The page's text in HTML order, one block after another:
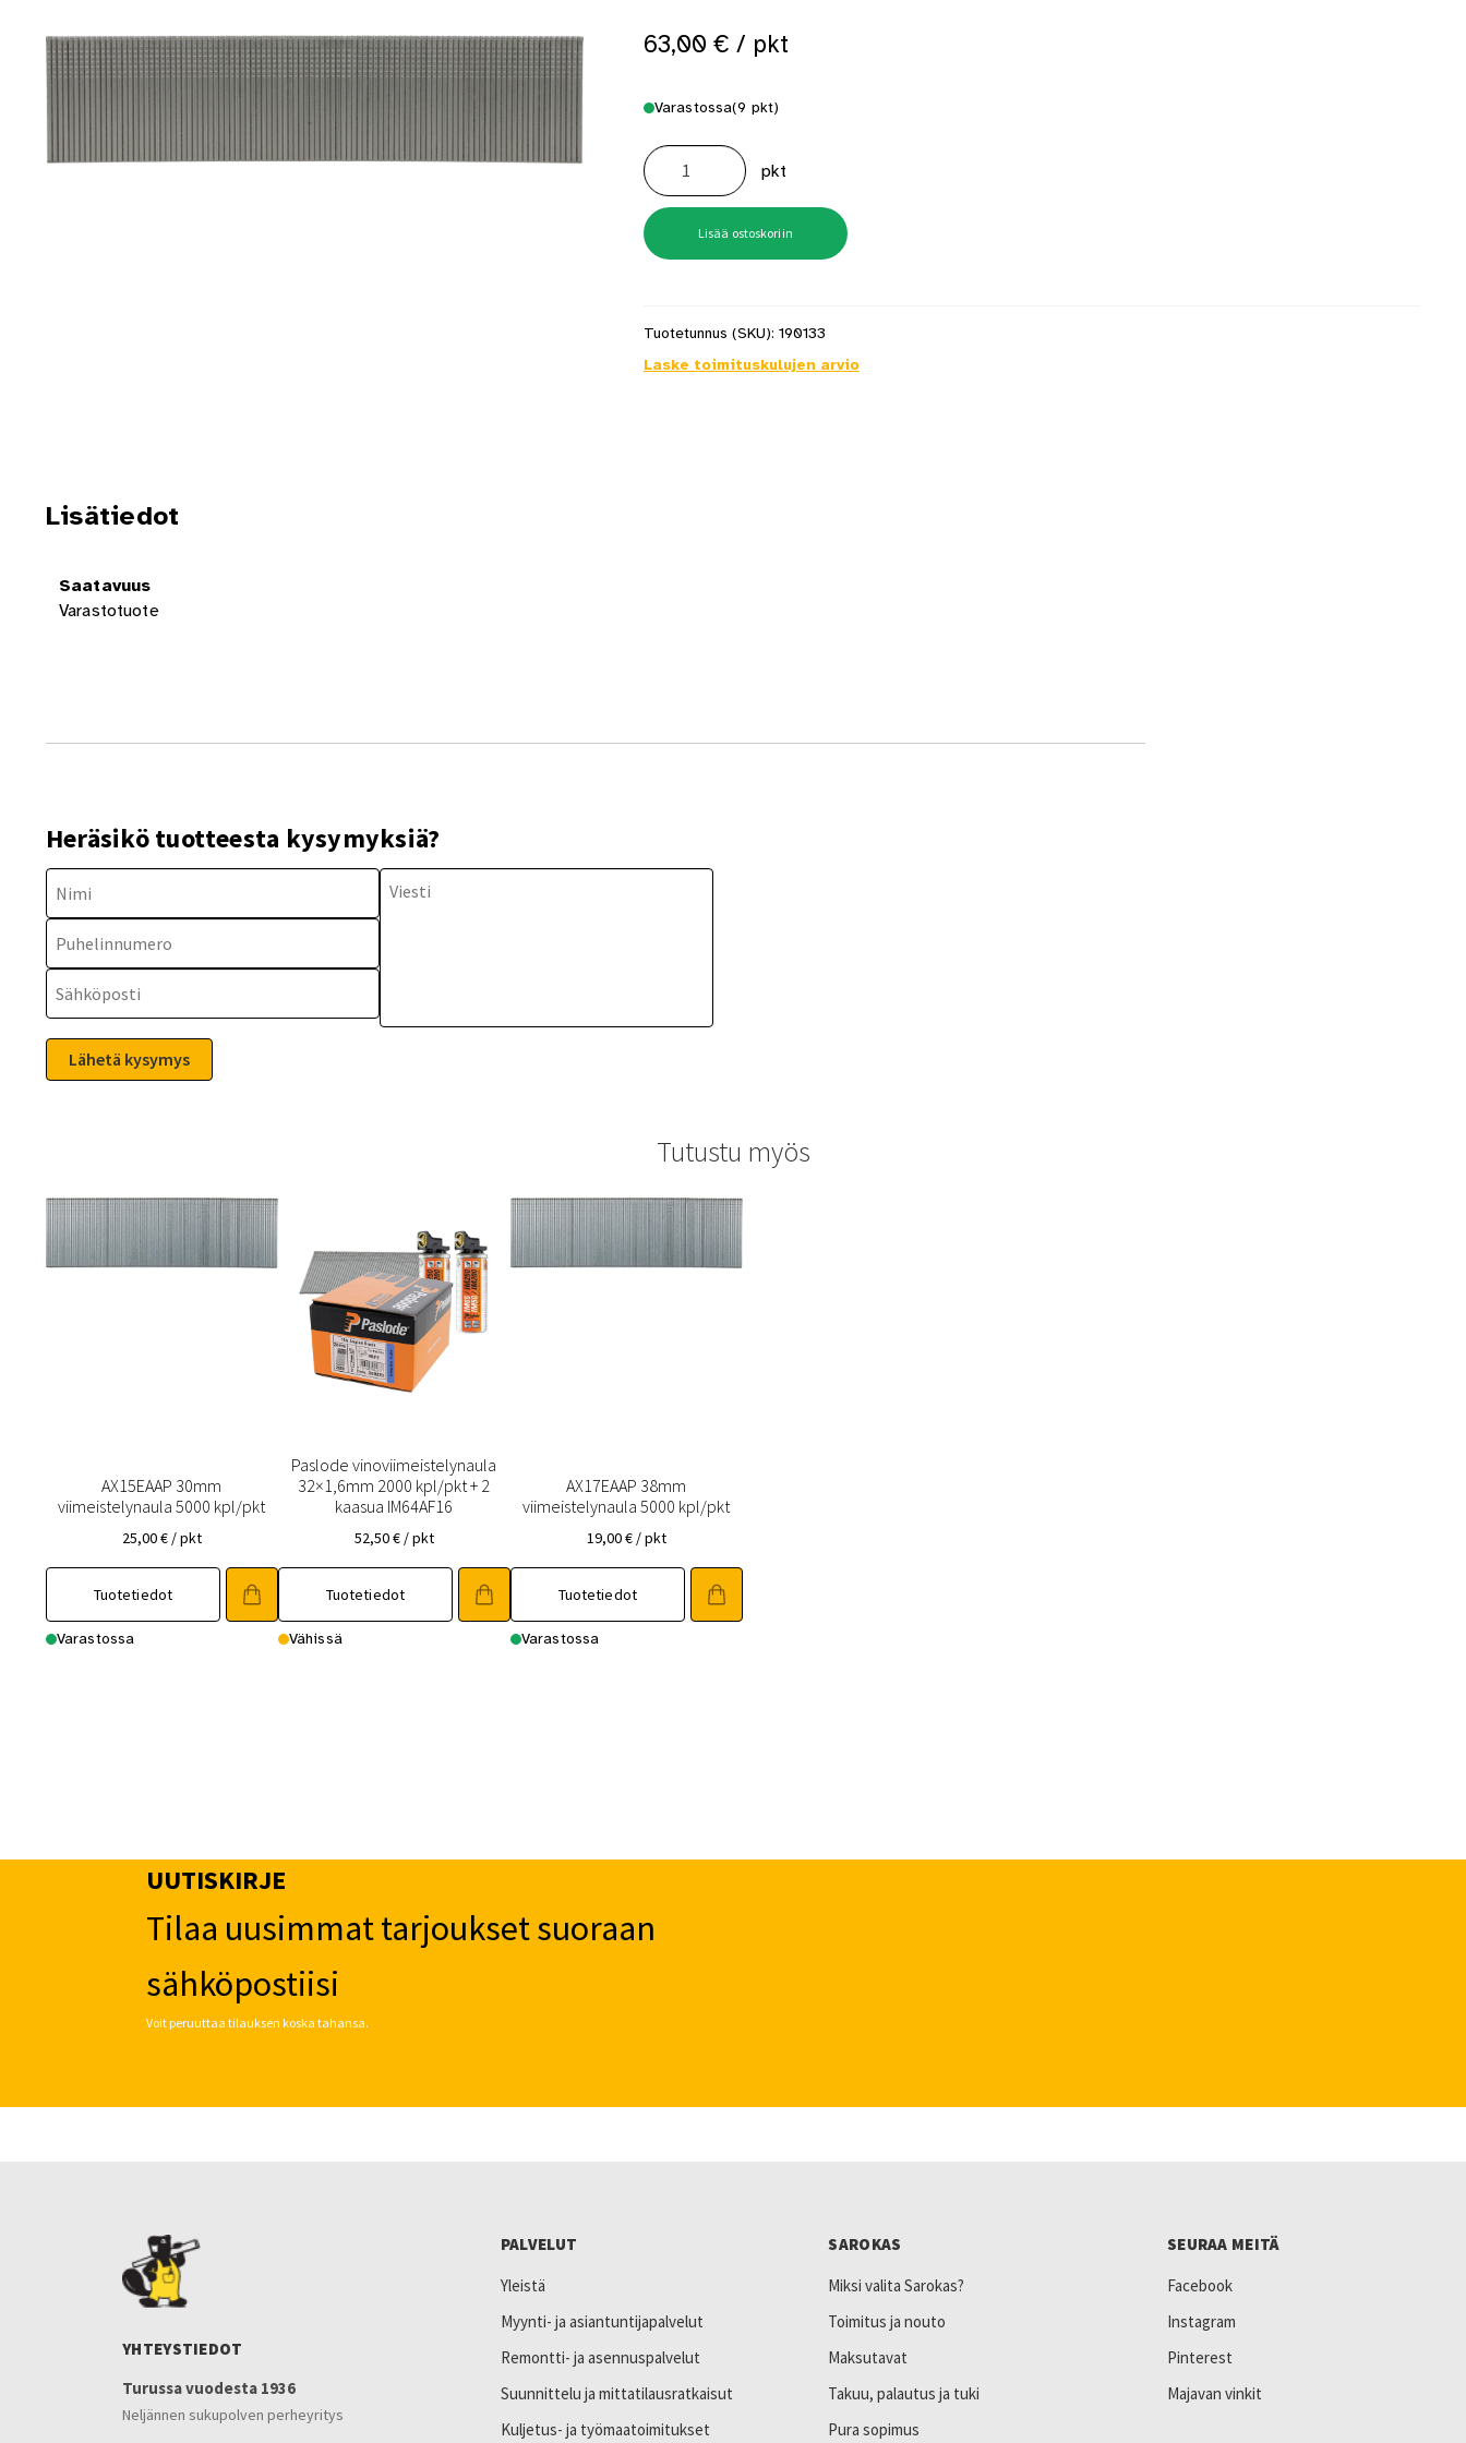
63,00 € / pkt
Varastossa(9 pkt)
AX17EGA
38mm
viimeistelynaula
RST
5000
kpl/pkt
määrä
pkt
Lisää ostoskoriin
Tuotetunnus (SKU): 190133
Laske toimituskulujen arvio
Lisätiedot
Saatavuus
Varastotuote
Heräsikö tuotteesta kysymyksiä?
Tutustu myös
AX15EAAP 30mm
viimeistelynaula 5000 kpl/pkt
25,00€ / pkt
Tuotetiedot
Varastossa
Paslode vinoviimeistelynaula
32×1,6mm 2000 kpl/pkt + 2
kaasua IM64AF16
52,50€ / pkt
Tuotetiedot
Vähissä
AX17EAAP 38mm
viimeistelynaula 5000 kpl/pkt
19,00€ / pkt
Tuotetiedot
Varastossa
UUTISKIRJE
Tilaa uusimmat tarjoukset suoraan
sähköpostiisi
Voit peruuttaa tilauksen koska tahansa.
YHTEYSTIEDOT
Turussa vuodesta 1936
Neljännen sukupolven perheyritys
PALVELUT
Yleistä
Myynti- ja asiantuntijapalvelut
Remontti- ja asennuspalvelut
Suunnittelu ja mittatilausratkaisut
Kuljetus- ja työmaatoimitukset
SAROKAS
Miksi valita Sarokas?
Toimitus ja nouto
Maksutavat
Takuu, palautus ja tuki
Pura sopimus
SEURAA MEITÄ
Facebook
Instagram
Pinterest
Majavan vinkit